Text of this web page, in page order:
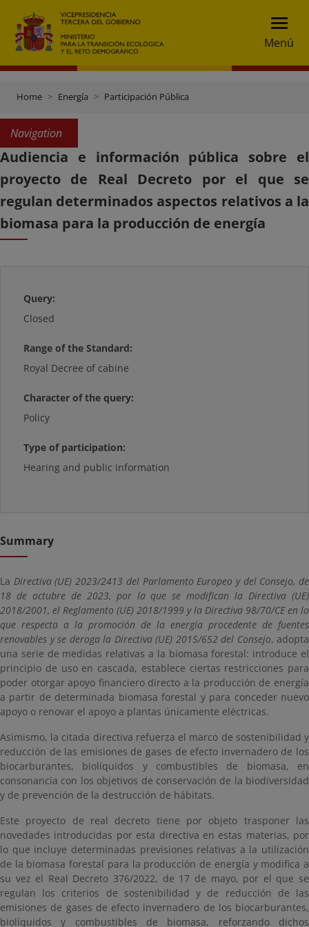
Menú
Home Energía Participación Pública
Navigation
Audiencia e información pública sobre el
proyecto de Real Decreto por el que se
regulan determinados aspectos relativos a la
biomasa para la producción de energía
Query:
Closed
Range of the Standard:
Royal Decree of cabine
Character of the query:
Policy
Type of participation:
Hearing and public information
Summary
La Directiva (UE) 2023/2413 del Parlamento Europeo y del Consejo, de
18 de octubre de 2023, por la que se modifican la Directiva (UE)
2018/2001, el Reglamento (UE) 2018/1999 y la Directiva 98/70/CE en lo
que respecta a la promoción de la energía procedente de fuentes
renovables y se deroga la Directiva (UE) 2015/652 del Consejo, adopta
una serie de medidas relativas a la biomasa forestal: introduce el
principio de uso en cascada, establece ciertas restricciones para
poder otorgar apoyo financiero directo a la producción de energía
a partir de determinada biomasa forestal y para conceder nuevo
apoyo o renovar el apoyo a plantas únicamente eléctricas.
Asimismo, la citada directiva refuerza el marco de sostenibilidad y
reducción de las emisiones de gases de efecto invernadero de los
biocarburantes, biolíquidos y combustibles de biomasa, en
consonancia con los objetivos de conservación de la biodiversidad
y de prevención de la destrucción de hábitats.
Este proyecto de real decreto tiene por objeto trasponer las
novedades introducidas por esta directiva en estas materias, por
lo que incluye determinadas previsiones relativas a la utilización
de la biomasa forestal para la producción de energía y modifica a
su vez el Real Decreto 376/2022, de 17 de mayo, por el que se
regulan los criterios de sostenibilidad y de reducción de las
emisiones de gases de efecto invernadero de los biocarburantes,
biolíquidos y combustibles de biomasa, reforzando dichos